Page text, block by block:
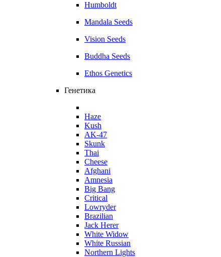
Humboldt
Mandala Seeds
Vision Seeds
Buddha Seeds
Ethos Genetics
Генетика
Haze
Kush
AK-47
Skunk
Thai
Cheese
Afghani
Amnesia
Big Bang
Critical
Lowryder
Brazilian
Jack Herer
White Widow
White Russian
Northern Lights